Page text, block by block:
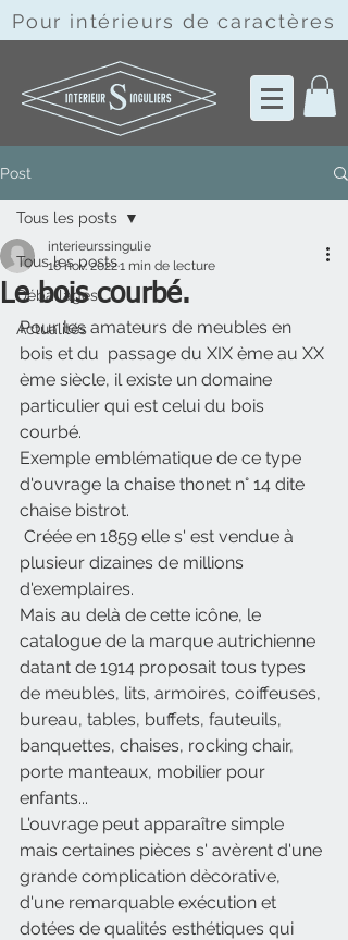
Pour intérieurs decaractères
Post
Tous les posts
Déballages
Actualités
Tous les posts
Le bois courbé.
interieurssingulie
16 nov. 20221 min de lecture
Pour les amateurs de meubles en
bois et du  passage du XIX ème au XX
ème siècle, il existe un domaine
particulier qui est celui du bois
courbé.
Exemple emblématique de ce type
d'ouvrage la chaise thonet n° 14 dite
chaise bistrot.
plusieur dizaines de millions
d'exemplaires.
Mais au delà de cette icône, le
catalogue de la marque autrichienne
datant de 1914 proposait tous types
de meubles, lits, armoires, coiffeuses,
bureau, tables, buffets, fauteuils,
banquettes, chaises, rocking chair,
porte manteaux, mobilier pour
enfants...
L'ouvrage peut apparaître simple
mais certaines pièces s' avèrent d'une
grande complication dècorative,
d'une remarquable exécution et
dotées de qualités esthétiques qui